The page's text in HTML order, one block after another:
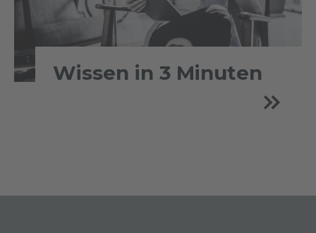
Wissen in 3 Minuten